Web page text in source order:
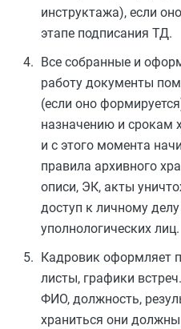
инструктажа), если
этапе подписания ТД.
Все собранные и
работу документы
(если оно
назначению и срокам
и с этого момента
правила архивного
описи, ЭК, акты
доступ к личному
уполнологических лиц.
Кадровик оформляет
листы, графики
ФИО, должность,
храниться они